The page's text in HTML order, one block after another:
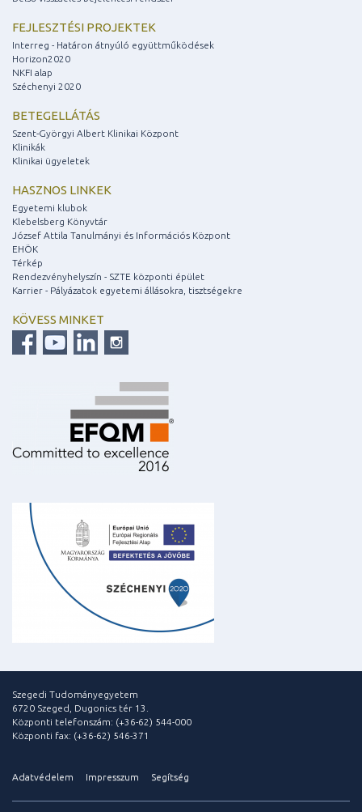
FEJLESZTÉSI PROJEKTEK
Interreg - Határon átnyúló együttműködések
Horizon2020
NKFI alap
Széchenyi 2020
BETEGELLÁTÁS
Szent-Györgyi Albert Klinikai Központ
Klinikák
Klinikai ügyeletek
HASZNOS LINKEK
Egyetemi klubok
Klebelsberg Könyvtár
József Attila Tanulmányi és Információs Központ
EHÖK
Térkép
Rendezvényhelyszín - SZTE központi épület
Karrier - Pályázatok egyetemi állásokra, tisztségekre
KÖVESS MINKET
Szegedi Tudományegyetem
6720 Szeged, Dugonics tér 13.
Központi telefonszám: (+36-62) 544-000
Központi fax: (+36-62) 546-371
Adatvédelem Impresszum Segítség